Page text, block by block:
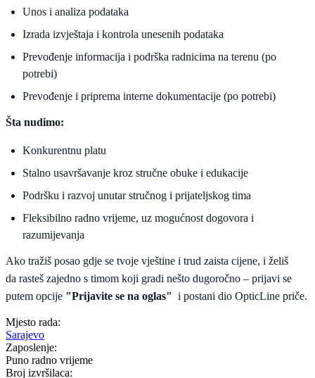
Unos i analiza podataka
Izrada izvještaja i kontrola unesenih podataka
Prevođenje informacija i podrška radnicima na terenu (po
potrebi)
Prevođenje i priprema interne dokumentacije (po potrebi)
Šta nudimo:
Konkurentnu platu
Stalno usavršavanje kroz stručne obuke i edukacije
Podršku i razvoj unutar stručnog i prijateljskog tima
Fleksibilno radno vrijeme, uz mogućnost dogovora i
razumijevanja
Ako tražiš posao gdje se tvoje vještine i trud zaista cijene, i želiš
da rasteš zajedno s timom koji gradi nešto dugoročno – prijavi se
putem opcije "Prijavite se na oglas" i postani dio OpticLine priče.
Mjesto rada:
Sarajevo
Zaposlenje:
Puno radno vrijeme
Broj izvršilaca: